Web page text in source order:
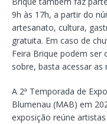
9h às 17h, a partir do
artesanato, cultura,
gratuita. Em caso de
Feira Brique podem ser
sobre, basta acessar
A 2ª Temporada de
Blumenau (MAB) em
exposição reúne